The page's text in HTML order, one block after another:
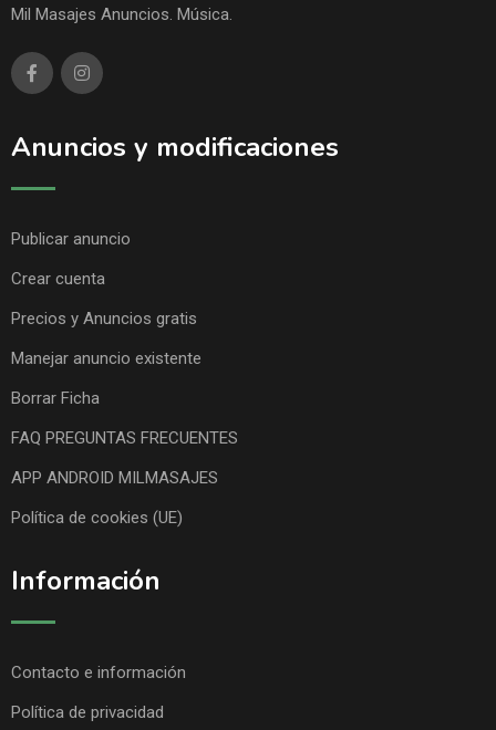
Mil Masajes Anuncios. Música.
Anuncios y modificaciones
Publicar anuncio
Crear cuenta
Precios y Anuncios gratis
Manejar anuncio existente
Borrar Ficha
FAQ PREGUNTAS FRECUENTES
APP ANDROID MILMASAJES
Política de cookies (UE)
Información
Contacto e información
Política de privacidad